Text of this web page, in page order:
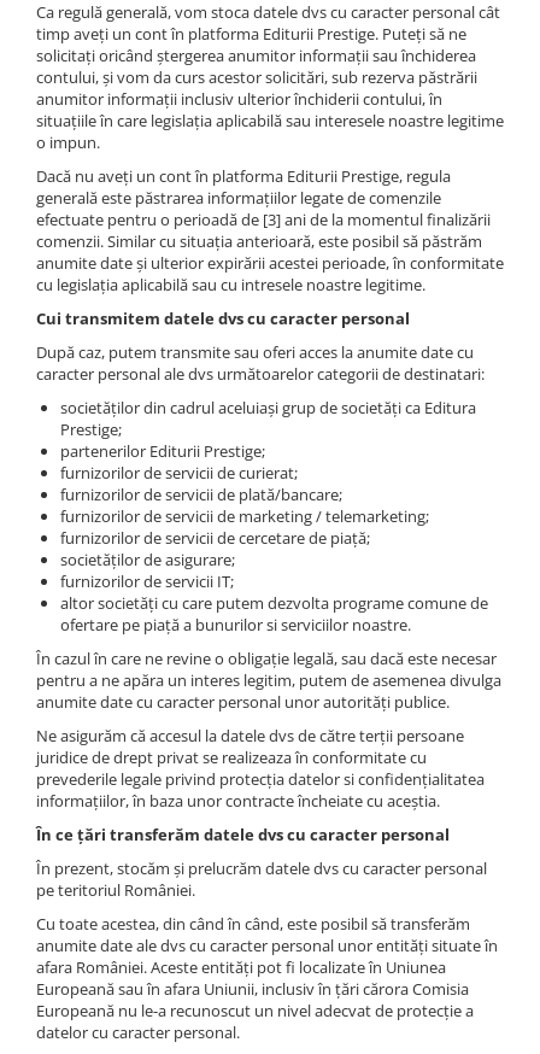
Ca regulă generală, vom stoca datele dvs cu caracter personal cât
timp aveți un cont în platforma Editurii Prestige. Puteți să ne
solicitați oricând ștergerea anumitor informații sau închiderea
contului, și vom da curs acestor solicitări, sub rezerva păstrării
anumitor informații inclusiv ulterior închiderii contului, în
situațiile în care legislația aplicabilă sau interesele noastre legitime
o impun.
Dacă nu aveți un cont în platforma Editurii Prestige, regula
generală este păstrarea informațiilor legate de comenzile
efectuate pentru o perioadă de [3] ani de la momentul finalizării
comenzii. Similar cu situația anterioară, este posibil să păstrăm
anumite date și ulterior expirării acestei perioade, în conformitate
cu legislația aplicabilă sau cu intresele noastre legitime.
Cui transmitem datele dvs cu caracter personal
După caz, putem transmite sau oferi acces la anumite date cu
caracter personal ale dvs următoarelor categorii de destinatari:
societăților din cadrul aceluiași grup de societăți ca Editura
Prestige;
partenerilor Editurii Prestige;
furnizorilor de servicii de curierat;
furnizorilor de servicii de plată/bancare;
furnizorilor de servicii de marketing / telemarketing;
furnizorilor de servicii de cercetare de piață;
societăților de asigurare;
furnizorilor de servicii IT;
altor societăți cu care putem dezvolta programe comune de
ofertare pe piață a bunurilor si serviciilor noastre.
În cazul în care ne revine o obligație legală, sau dacă este necesar
pentru a ne apăra un interes legitim, putem de asemenea divulga
anumite date cu caracter personal unor autorități publice.
Ne asigurăm că accesul la datele dvs de către terții persoane
juridice de drept privat se realizeaza în conformitate cu
prevederile legale privind protecția datelor si confidențialitatea
informațiilor, în baza unor contracte încheiate cu aceștia.
În ce țări transferăm datele dvs cu caracter personal
În prezent, stocăm și prelucrăm datele dvs cu caracter personal
pe teritoriul României.
Cu toate acestea, din când în când, este posibil să transferăm
anumite date ale dvs cu caracter personal unor entități situate în
afara României. Aceste entități pot fi localizate în Uniunea
Europeană sau în afara Uniunii, inclusiv în țări cărora Comisia
Europeană nu le-a recunoscut un nivel adecvat de protecție a
datelor cu caracter personal.